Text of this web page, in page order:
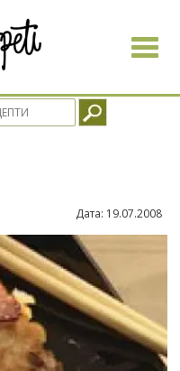
Toggle
Дата: 19.07.2008